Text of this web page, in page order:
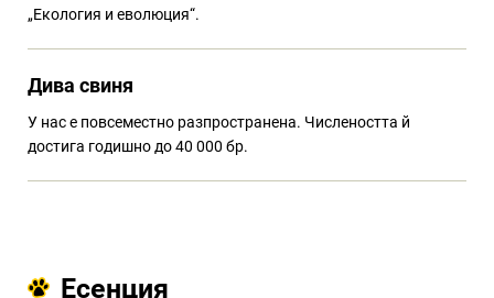
„Екология и еволюция“.
Дива свиня
У нас е повсеместно разпространена. Числеността й
достига годишно до 40 000 бр.
Есенция